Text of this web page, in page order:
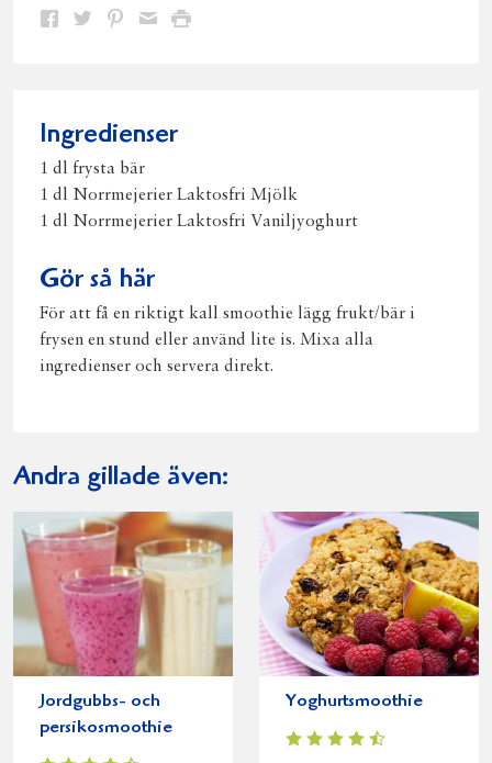
Dela Dela Dela DelaSkriv
Ingredienser
1 dl frysta bär
1 dl Norrmejerier Laktosfri Mjölk
1 dl Norrmejerier Laktosfri Vaniljyoghurt
Gör så här
För att få en riktigt kall smoothie lägg frukt/bär i
frysen en stund eller använd lite is. Mixa alla
ingredienser och servera direkt.
Andra gillade även:
Jordgubbs- och
persikosmoothie
Yoghurtsmoothie